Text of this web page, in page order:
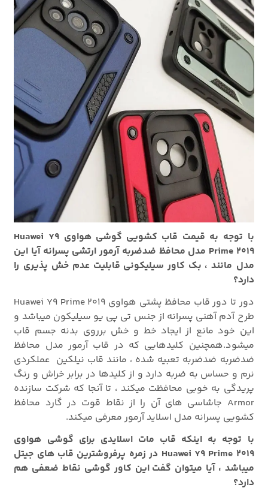
با توجه به قیمت قاب کشویی گوشی هواوی Huawei Y9
Prime 2019 مدل محافظ ضدضربه آرمور ارتشی پسرانه آیا این
مدل مانند ، بک کاور سیلیکونی قابلیت عدم خش پذیری را
دارد؟
دور تا دور قاب محافظ پشتی هواوی Huawei Y9 Prime 2019
طرح آدم آهنی پسرانه از جنس تی پی یو سیلیکون میباشد و
این خود مانع از ایجاد خط و خش برروی بدنه جسم قاب
میشود.همچنین کلیدهایی که در قاب آرمور مدل محافظ
ضدضربه ضدضربه تعبیه شده ، مانند قاب نیلکین عملکردی
نرم و حساس به ضربه دارد و از کلیدها در برابر خراش و رنگ
پریدگی به خوبی محافظت میکند ، تا آنجا که شرکت سازنده
Armor جاشاسی های آن را از نقاط قوت در گارد محافظ
کشویی پسرانه مدل اسلاید آرمور معرفی میکند.
با توجه به اینکه قاب مات اسلایدی برای گوشی هواوی
Huawei Y9 Prime 2019 در زمره پرفروشترین قاب های جیتل
میباشد ، آیا میتوان گفت این کاور گوشی نقاط ضعفی هم
دارد؟